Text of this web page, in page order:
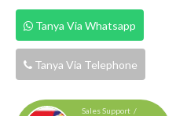
Tanya Via Whatsapp
Tanya Via Telephone
Sales Support /